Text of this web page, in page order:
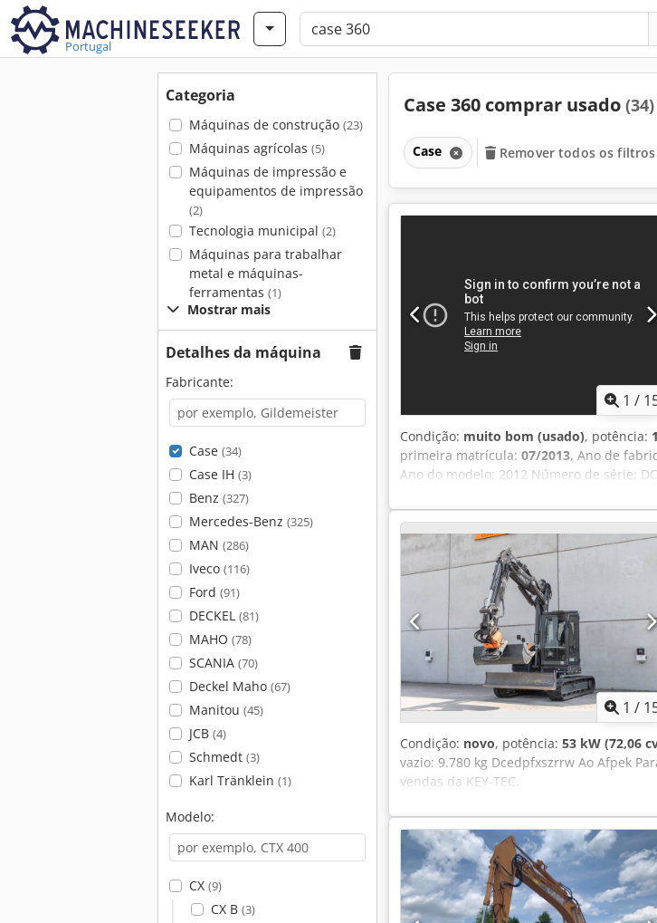
Portugal
Categoria
Máquinas de construção (23)
Máquinas agrícolas (5)
Máquinas de impressão e
equipamentos de impressão
(2)
Tecnologia municipal (2)
Máquinas para trabalhar
metal e máquinas-
ferramentas (1)
Mostrar mais
Detalhes da máquina
Fabricante:
Case (34)
Case IH (3)
Benz (327)
Mercedes-Benz (325)
MAN (286)
Iveco (116)
Ford (91)
DECKEL (81)
MAHO (78)
SCANIA (70)
Deckel Maho (67)
Manitou (45)
JCB (4)
Schmedt (3)
Karl Tränklein (1)
Modelo:
CX (9)
CX B (3)
Case 360 comprar usado (34)
Case Remover todos os filtros
1 /
Condição: muito bom (usado), potência:
primeira matrícula: 07/2013, Ano de
Ano do modelo: 2012 Número de série:
Técnicas Número de cilindros: 4 Peso
Certificação CE: sim Estado Estado
Preço: Sob consulta Garantia Garantia:
uso imediato! - 80% do trem de rodas
limpeza de valas - Opcional com SISTEMA
1 /
Condição: novo, potência: 53 kW (72,06
vazio: 9.780 kg Dcedpfxszrrw Ao Afpek
vendas da KEY-TEC.